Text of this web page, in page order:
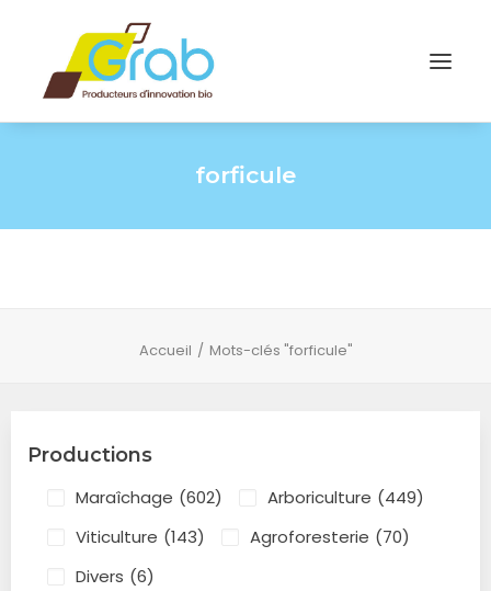
forficule
Accueil Mots-clés "forficule"
Productions
Maraîchage (602) Arboriculture (449)
Viticulture (143) Agroforesterie (70)
Divers (6)